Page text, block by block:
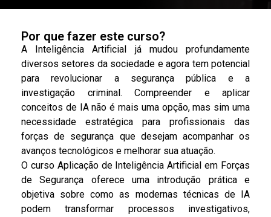
Por que fazer este curso?
A Inteligência Artificial já mudou profundamente
diversos setores da sociedade e agora tem potencial
para revolucionar a segurança pública e a
investigação criminal. Compreender e aplicar
conceitos de IA não é mais uma opção, mas sim uma
necessidade estratégica para profissionais das
forças de segurança que desejam acompanhar os
avanços tecnológicos e melhorar sua atuação.
O curso Aplicação de Inteligência Artificial em Forças
de Segurança oferece uma introdução prática e
objetiva sobre como as modernas técnicas de IA
podem transformar processos investigativos,